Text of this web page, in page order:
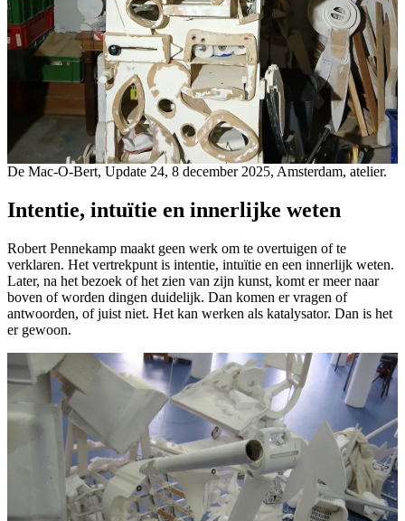
De Mac-O-Bert, Update 24, 8 december 2025, Amsterdam, atelier.
Intentie, intuïtie en innerlijke weten
Robert Pennekamp maakt geen werk om te overtuigen of te
verklaren. Het vertrekpunt is intentie, intuïtie en een innerlijk weten.
Later, na het bezoek of het zien van zijn kunst, komt er meer naar
boven of worden dingen duidelijk. Dan komen er vragen of
antwoorden, of juist niet. Het kan werken als katalysator. Dan is het
er gewoon.